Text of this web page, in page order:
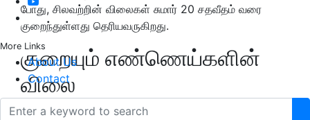
More Links
About Us
Contact
போது, சிலவற்றின் விலைகள் சுமார் 20 சதவீதம் வரை
குறைந்துள்ளது தெரியவருகிறது.
குறையும் எண்ணெய்களின்
விலை
2021 மே 7 அன்று ஒரு கிலோ ரூ 142 ஆக இருந்த